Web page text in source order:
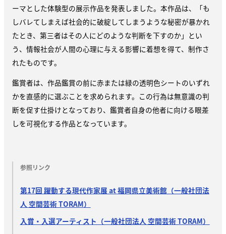
ーマとした体験型の展示作品を発表しました。本作品は、「も
しバレてしまえば社会的に破綻してしまうような秘密が暴かれ
たとき、第三者はその人にどのような判断を下すのか」とい
う、情報社会が人間の心理に与える影響に着想を得て、制作さ
れたものです。
鑑賞者は、作品鑑賞の前に赤または緑の透明色シートのいずれ
かを直感的に選ぶことを求められます。この行為は無意識の判
断を促す仕掛けとなっており、鑑賞者自身の他者に向ける眼差
しを可視化する作品となっています。
参照リンク
第17回 躍動する現代作家展 at 福岡県立美術館（一般社団法
人 空間芸術 TORAM）
入賞・入選アーティスト（一般社団法人 空間芸術 TORAM）